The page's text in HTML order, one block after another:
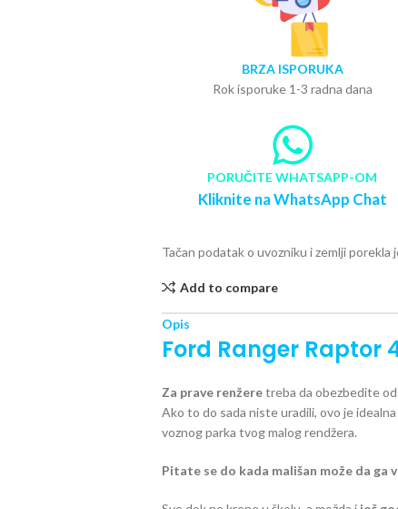
BRZA ISPORUKA
Rok isporuke 1-3 radna dana
PORUČITE WHATSAPP-OM
Kliknite na WhatsApp Chat
Tačan podatak o uvozniku i zemlji porekla
Add to compare
Opis
Ford Ranger Raptor
Za prave renžeretreba da obezbedite
Ako to do sada niste uradili, ovo je idealna
voznog parka tvog malog rendžera.
Pitate se do kada mališan može da ga